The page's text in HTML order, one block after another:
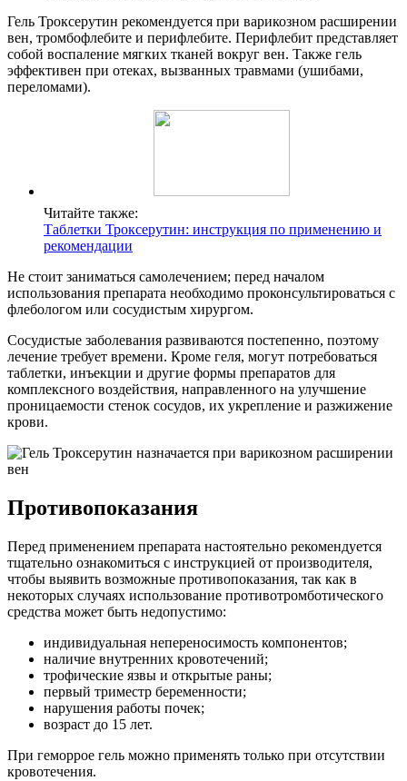
Гель Троксерутин рекомендуется при варикозном расширении
вен, тромбофлебите и перифлебите. Перифлебит представляет
собой воспаление мягких тканей вокруг вен. Также гель
эффективен при отеках, вызванных травмами (ушибами,
переломами).
Читайте также:
Таблетки Троксерутин: инструкция по применению и
рекомендации
Не стоит заниматься самолечением; перед началом
использования препарата необходимо проконсультироваться с
флебологом или сосудистым хирургом.
Сосудистые заболевания развиваются постепенно, поэтому
лечение требует времени. Кроме геля, могут потребоваться
таблетки, инъекции и другие формы препаратов для
комплексного воздействия, направленного на улучшение
проницаемости стенок сосудов, их укрепление и разжижение
крови.
Противопоказания
Перед применением препарата настоятельно рекомендуется
тщательно ознакомиться с инструкцией от производителя,
чтобы выявить возможные противопоказания, так как в
некоторых случаях использование противотромботического
средства может быть недопустимо:
индивидуальная непереносимость компонентов;
наличие внутренних кровотечений;
трофические язвы и открытые раны;
первый триместр беременности;
нарушения работы почек;
возраст до 15 лет.
При геморрое гель можно применять только при отсутствии
кровотечения.